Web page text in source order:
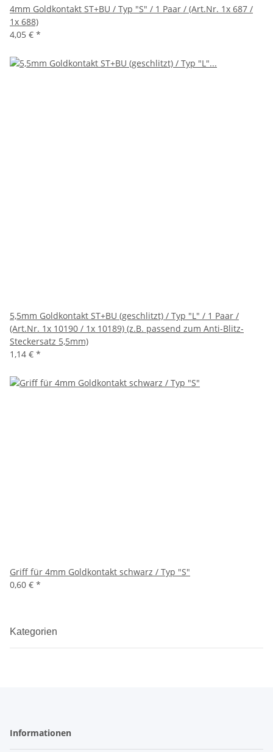
4mm Goldkontakt ST+BU / Typ "S" / 1 Paar / (Art.Nr. 1x 687 /
1x 688)
4,05 € *
5,5mm Goldkontakt ST+BU (geschlitzt) / Typ "L" / 1 Paar /
(Art.Nr. 1x 10190 / 1x 10189) (z.B. passend zum Anti-Blitz-
Steckersatz 5,5mm)
1,14 € *
Griff für 4mm Goldkontakt schwarz / Typ "S"
0,60 € *
Kategorien
Informationen